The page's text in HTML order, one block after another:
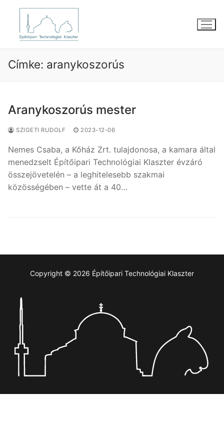
Ugrás
tartalomra
Címke: aranykoszorús
Aranykoszorús mester
SZIGETI RUDOLF 2023-12-06
Nemes Csaba, a Kőház Zrt. tulajdonosa, a kamara által
menedzselt Építőipari Technológiai Klaszter évzáró
összejövetelén – a leghitelesebb szakmai
közösségében – vette át a 40…
Copyright © 2026 Építőipari Technológiai Klaszter